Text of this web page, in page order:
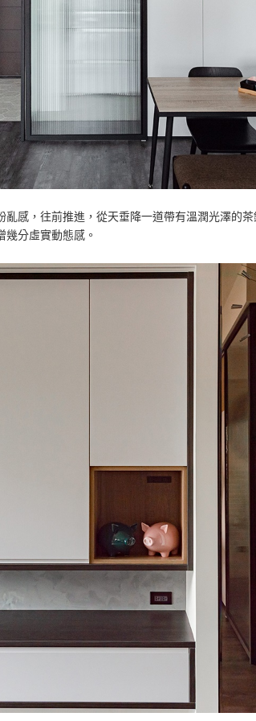
感，往前推進，從天垂降一道帶有溫潤光澤的
分虛實動態感。